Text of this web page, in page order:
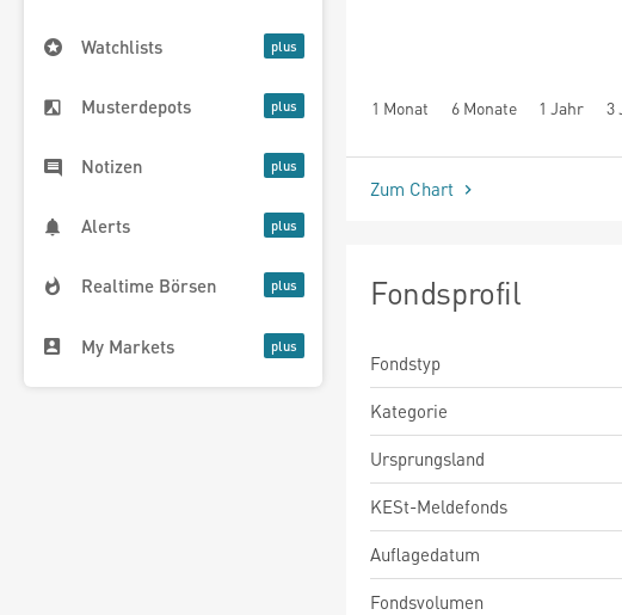
Watchlists
Musterdepots
Notizen
Alerts
Realtime Börsen
My Markets
1 Monat 6 Monate 1 Jahr 3
Zum Chart
Fondsprofil
Fondstyp
Kategorie
Ursprungsland
KESt-Meldefonds
Auflagedatum
Fondsvolumen